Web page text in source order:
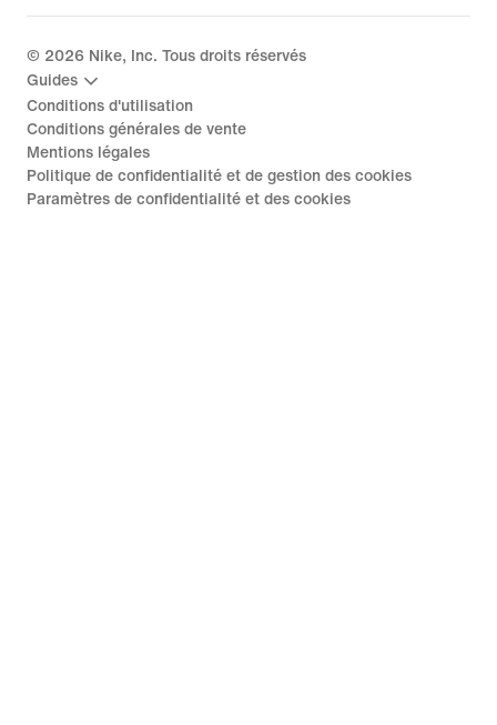
© 2026 Nike, Inc. Tous droits réservés
Guides
Conditions d'utilisation
Conditions générales de vente
Mentions légales
Politique de confidentialité et de gestion des cookies
Paramètres de confidentialité et des cookies